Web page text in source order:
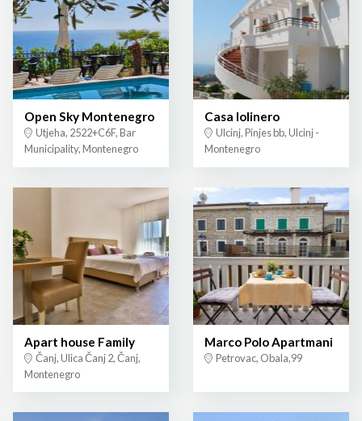
Open Sky Montenegro
Utjeha, 2522+C6F, Bar
Municipality, Montenegro
Casa lolinero
Ulcinj, Pinjes bb, Ulcinj -
Montenegro
Apart house Family
Čanj, Ulica Čanj 2, Čanj,
Montenegro
Marco Polo Apartmani
Petrovac, Obala,99